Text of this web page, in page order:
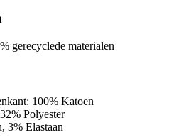
gerecyclede materialen
100% Katoen
Polyester
3% Elastaan